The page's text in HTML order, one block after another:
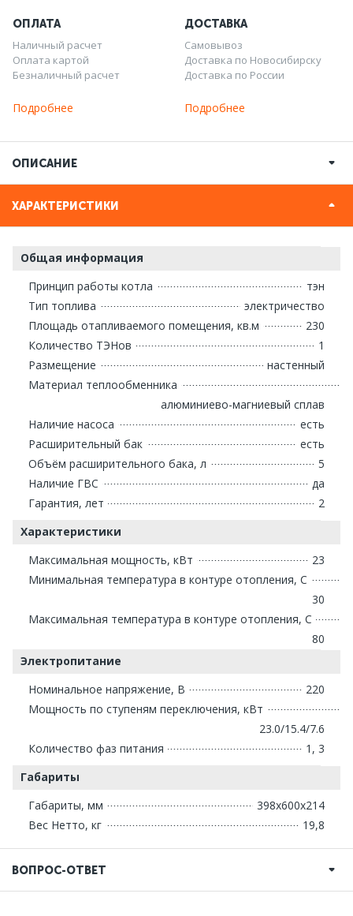
ОПЛАТА
Наличный расчет
Оплата картой
Безналичный расчет
Подробнее
ДОСТАВКА
Самовывоз
Доставка по Новосибирску
Доставка по России
Подробнее
ОПИСАНИЕ
ХАРАКТЕРИСТИКИ
Общая информация
Принцип работы котла
тэн
Тип топлива
электричество
Площадь отапливаемого помещения, кв.м
230
Количество ТЭНов
1
Размещение
настенный
Материал теплообменника
алюминиево-магниевый сплав
Наличие насоса
есть
Расширительный бак
есть
Объём расширительного бака, л
5
Наличие ГВС
да
Гарантия, лет
2
Характеристики
Максимальная мощность, кВт
23
Минимальная температура в контуре отопления, С
30
Максимальная температура в контуре отопления, С
80
Электропитание
Номинальное напряжение, В
220
Мощность по ступеням переключения, кВт
23.0/15.4/7.6
Количество фаз питания
1, 3
Габариты
Габариты, мм
398х600х214
Вес Нетто, кг
19,8
ВОПРОС-ОТВЕТ